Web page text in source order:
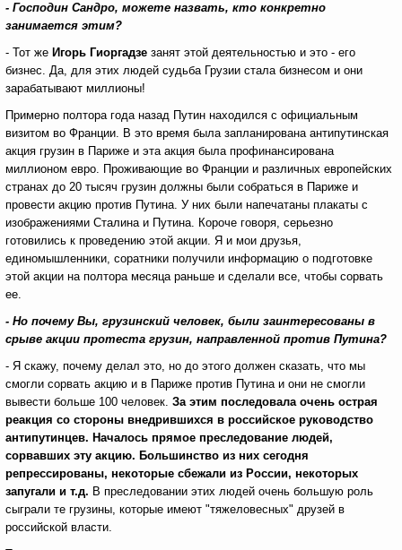
- Господин Сандро, можете назвать, кто конкретно
занимается этим?
- Тот же Игорь Гиоргадзе занят этой деятельностью и это - его
бизнес. Да, для этих людей судьба Грузии стала бизнесом и они
зарабатывают миллионы!
Примерно полтора года назад Путин находился с официальным
визитом во Франции. В это время была запланирована антипутинская
акция грузин в Париже и эта акция была профинансирована
миллионом евро. Проживающие во Франции и различных европейских
странах до 20 тысяч грузин должны были собраться в Париже и
провести акцию против Путина. У них были напечатаны плакаты с
изображениями Сталина и Путина. Короче говоря, серьезно
готовились к проведению этой акции. Я и мои друзья,
единомышленники, соратники получили информацию о подготовке
этой акции на полтора месяца раньше и сделали все, чтобы сорвать
ее.
- Но почему Вы, грузинский человек, были заинтересованы в
срыве акции протеста грузин, направленной против Путина?
- Я скажу, почему делал это, но до этого должен сказать, что мы
смогли сорвать акцию и в Париже против Путина и они не смогли
вывести больше 100 человек. За этим последовала очень острая
реакция со стороны внедрившихся в российское руководство
антипутинцев. Началось прямое преследование людей,
сорвавших эту акцию. Большинство из них сегодня
репрессированы, некоторые сбежали из России, некоторых
запугали и т.д. В преследовании этих людей очень большую роль
сыграли те грузины, которые имеют "тяжеловесных" друзей в
российской власти.